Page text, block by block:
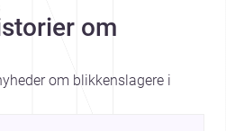
om
om blikkenslagere i